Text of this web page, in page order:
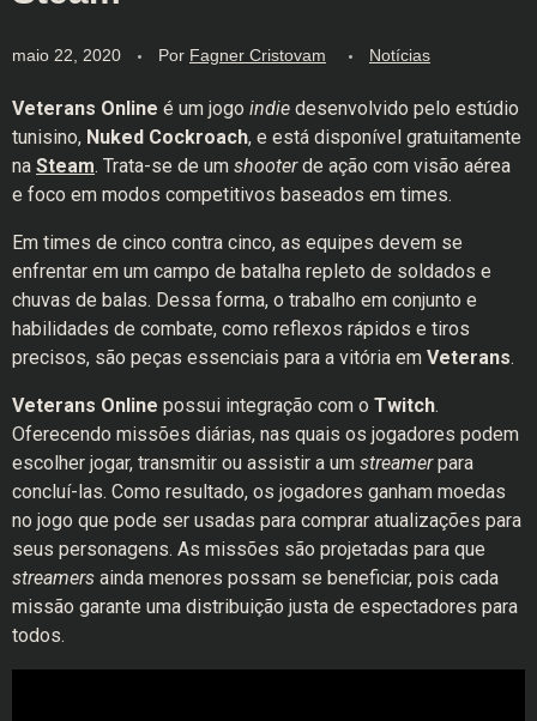
maio 22, 2020 Por Fagner Cristovam Notícias
Veterans Online é um jogo indie desenvolvido pelo estúdio
tunisino, Nuked Cockroach, e está disponível gratuitamente
na Steam. Trata-se de um shooterde ação com visão aérea
e foco em modos competitivos baseados em times.
Em times de cinco contra cinco, as equipes devem se
enfrentar em um campo de batalha repleto de soldados e
chuvas de balas. Dessa forma, o trabalho em conjunto e
habilidades de combate, como reflexos rápidos e tiros
precisos, são peças essenciais para a vitória em Veterans.
Veterans Online possui integração com o Twitch.
Oferecendo missões diárias, nas quais os jogadores podem
escolher jogar, transmitir ou assistir a um streamerpara
concluí-las. Como resultado, os jogadores ganham moedas
no jogo que pode ser usadas para comprar atualizações para
seus personagens. As missões são projetadas para que
streamers ainda menores possam se beneficiar, pois cada
missão garante uma distribuição justa de espectadores para
todos.